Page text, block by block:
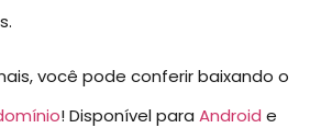
você pode conferir baixando o
! Disponível para Android e